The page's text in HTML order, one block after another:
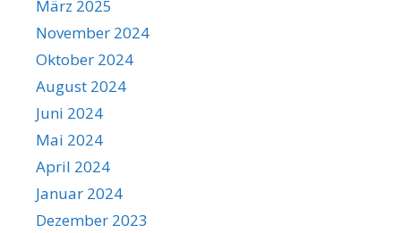
März 2025
November 2024
Oktober 2024
August 2024
Juni 2024
Mai 2024
April 2024
Januar 2024
Dezember 2023